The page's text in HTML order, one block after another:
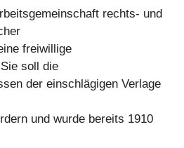
rechts- und
freiwillige
soll die
der einschlägigen Verlage
und wurde bereits 1910